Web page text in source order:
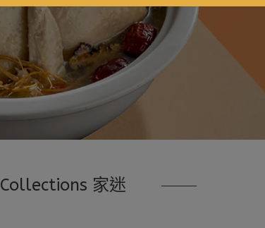
Collections 家迷